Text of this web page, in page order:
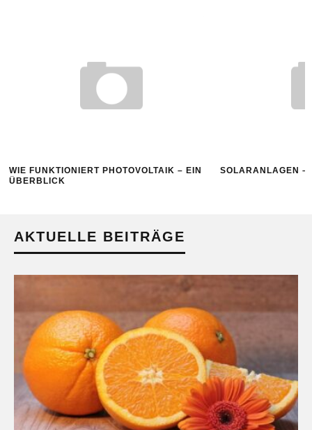
WIE FUNKTIONIERT PHOTOVOLTAIK – EIN
ÜBERBLICK
SOLARANLAGEN –
AKTUELLE BEITRÄGE